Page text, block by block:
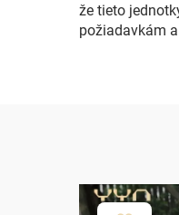
že tieto
požiadavkám